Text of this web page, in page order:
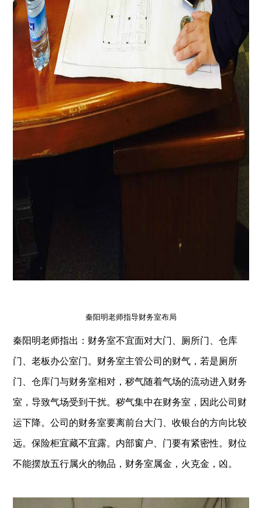
秦阳明老师指导财务室布局
秦阳明老师指出：财务室不宜面对大门、厕所门、仓库
门、老板办公室门。财务室主管公司的财气，若是厕所
门、仓库门与财务室相对，秽气随着气场的流动进入财务
室，导致气场受到干扰。秽气集中在财务室，因此公司财
运下降。公司的财务室要离前台大门、收银台的方向比较
远。保险柜宜藏不宜露。内部窗户、门要有紧密性。财位
不能摆放五行属火的物品，财务室属金，火克金，凶。